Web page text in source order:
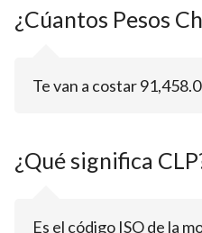
¿Cúantos Pesos
Te van a costar
¿Qué significa
Es el código ISO de la